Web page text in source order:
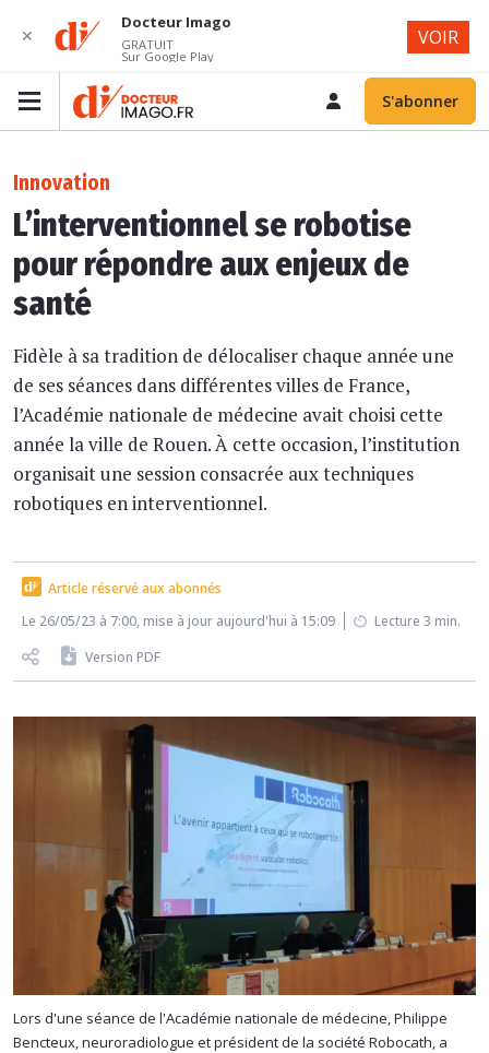
S'abonner
Innovation
L’interventionnel se robotise
pour répondre aux enjeux de
santé
Fidèle à sa tradition de délocaliser chaque année une
de ses séances dans différentes villes de France,
l’Académie nationale de médecine avait choisi cette
année la ville de Rouen. À cette occasion, l’institution
organisait une session consacrée aux techniques
robotiques en interventionnel.
Article réservé aux abonnés
Le 26/05/23 à 7:00, mise à jour aujourd'hui à 15:09
Lecture 3 min.
Version PDF
Lors d'une séance de l'Académie nationale de médecine, Philippe
Bencteux, neuroradiologue et président de la société Robocath, a
✕
Docteur Imago
GRATUIT
Sur Google Play
VOIR